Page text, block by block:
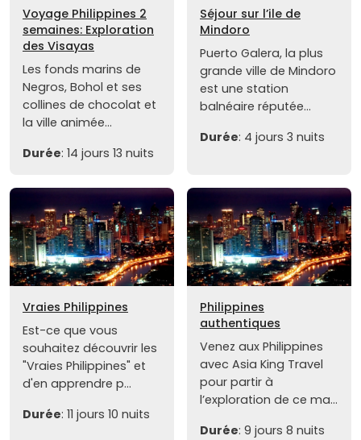
Voyage Philippines 2
semaines: Exploration
des Visayas
Les fonds marins de
Negros, Bohol et ses
collines de chocolat et
la ville animée...
Durée: 14 jours 13 nuits
Séjour sur l’ile de
Mindoro
Puerto Galera, la plus
grande ville de Mindoro
est une station
balnéaire réputée...
Durée: 4 jours 3 nuits
Vraies Philippines
Est-ce que vous
souhaitez découvrir les
"Vraies Philippines" et
d'en apprendre p...
Durée: 11 jours 10 nuits
Philippines
authentiques
Venez aux Philippines
avec Asia King Travel
pour partir à
l’exploration de ce ma...
Durée: 9 jours 8 nuits